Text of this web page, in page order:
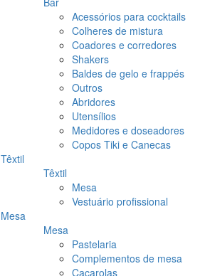
Acessórios para cocktails
Colheres de mistura
Coadores e corredores
Shakers
Baldes de gelo e frappés
Outros
Abridores
Utensílios
Medidores e doseadores
Copos Tiki e Canecas
Têxtil
Têxtil
Mesa
Vestuário profissional
Mesa
Mesa
Pastelaria
Complementos de mesa
Caçarolas